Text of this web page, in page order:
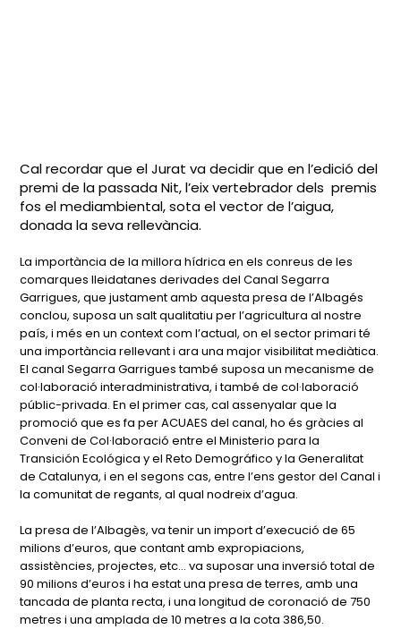
Cal recordar que el Jurat va decidir que en l’edició del
premi de la passada Nit, l’eix vertebrador dels premis
fos el mediambiental, sota el vector de l’aigua,
donada la seva rellevància.
La importància de la millora hídrica en els conreus de les
comarques lleidatanes derivades del Canal Segarra
Garrigues, que justament amb aquesta presa de l’Albagés
conclou, suposa un salt qualitatiu per l’agricultura al nostre
país, i més en un context com l’actual, on el sector primari té
una importància rellevant i ara una major visibilitat mediàtica.
El canal Segarra Garrigues també suposa un mecanisme de
col·laboració interadministrativa, i també de col·laboració
públic-privada. En el primer cas, cal assenyalar que la
promoció que es fa per ACUAES del canal, ho és gràcies al
Conveni de Col·laboració entre el Ministerio para la
Transición Ecológica y el Reto Demográfico y la Generalitat
de Catalunya, i en el segons cas, entre l’ens gestor del Canal i
la comunitat de regants, al qual nodreix d’agua.
La presa de l’Albagès, va tenir un import d’execució de 65
milions d’euros, que contant amb expropiacions,
assistències, projectes, etc... va suposar una inversió total de
90 milions d’euros i ha estat una presa de terres, amb una
tancada de planta recta, i una longitud de coronació de 750
metres i una amplada de 10 metres a la cota 386,50.